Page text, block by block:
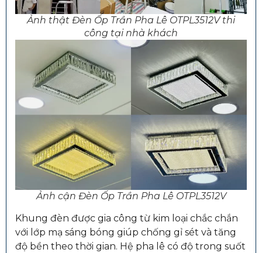
Ảnh thật Đèn Ốp Trần Pha Lê OTPL3512V thi
công tại nhà khách
Ảnh cận Đèn Ốp Trần Pha Lê OTPL3512V
Khung đèn được gia công từ kim loại chắc chắn
với lớp mạ sáng bóng giúp chống gỉ sét và tăng
độ bền theo thời gian. Hệ pha lê có độ trong suốt